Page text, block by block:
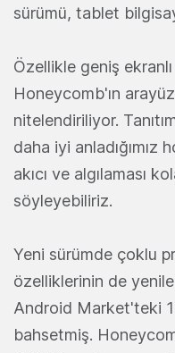
sürümü, tablet
Özellikle geniş
Honeycomb'ın
nitelendiriliyor.
daha iyi anladığımız
akıcı ve algılaması
söyleyebiliriz.
Yeni sürümde çoklu
özelliklerinin de
Android Market'teki
bahsetmiş.